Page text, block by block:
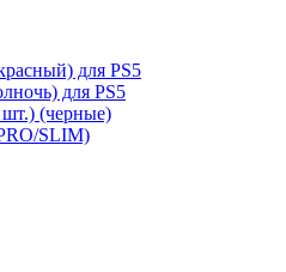
для PS5
для PS5
шт.) (черные)
SLIM)